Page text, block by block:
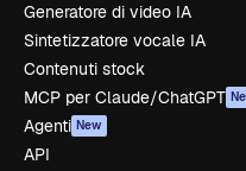
Generatore di video IA
Sintetizzatore vocale IA
Contenuti stock
MCP per Claude/ChatGPT
Agenti New
API